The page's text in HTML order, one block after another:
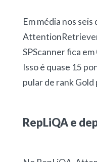
Em média nos
SPScanner fica
Isso é quase 15
pular de rank Gold
RepLiQA e